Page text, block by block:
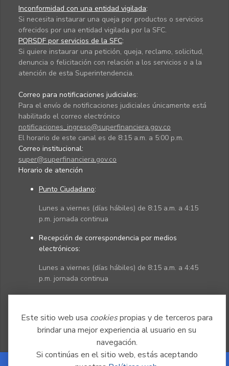
Este sitio web usa cookiespropias y de terceros para
brindar una mejor experiencia al usuario en su
navegación.
Si continúas en el sitio web, estás aceptando
Inconformidad con una entidad vigilada:
Si necesita instaurar una queja por productos o servicios
ofrecidos por una entidad vigilada por la SFC.
PQRSDF por servicios de la SFC:
Si quiere instaurar una petición, queja, reclamo, solicitud,
denuncia o felicitación con relación a los servicios o a la
atención de esta Superintendencia.
Correo para notificaciones judiciales:
Para el envío de notificaciones judiciales únicamente está
habilitado el correo electrónico
notificaciones_ingreso@superfinanciera.gov.co
El horario de este canal es de 8:15 a.m. a 5:00 p.m.
Correo institucional:
super@superfinanciera.gov.co
Horario de atención
Punto Ciudadano:
Lunes a viernes (días hábiles) de 8:15 a.m. a 4:15
p.m. jornada continua
Recepción de correspondencia por medios
electrónicos:
Lunes a viernes (días hábiles) de 8:15 a.m. a 4:45
p.m. jornada continua